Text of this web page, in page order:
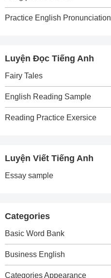
Practice English Pronunciation
Luyện Đọc Tiếng Anh
Fairy Tales
English Reading Sample
Reading Practice Exersice
Luyện Viết Tiếng Anh
Essay sample
Categories
Basic Word Bank
Business English
Categories Appearance